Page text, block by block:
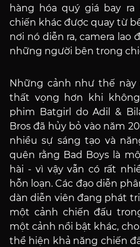
hàng hóa quý giá bay ra
chiến khác được quay từ
nơi nó diễn ra, camera
những người bên trong
Những cảnh như thế
thất vọng hơn khi
phim Batgirl do Adil &
Bros đã hủy bỏ vào năm
nhiều sự sáng tạo và
quên rằng Bad Boys là
hài - vì vậy vẫn có rất
hỗn loạn. Các đạo diễn
dàn diễn viên đang phát
một cảnh chiến đấu
một cảnh nổi bật khác,
thể hiện khả năng chiến